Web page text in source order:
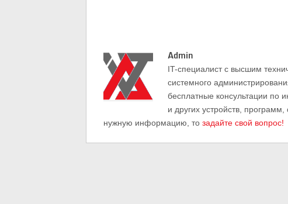
Admin
IT-cпециалист с высшим
системного
бесплатные консультации по
и других устройств,
нужную информацию, то задайте свой вопрос!